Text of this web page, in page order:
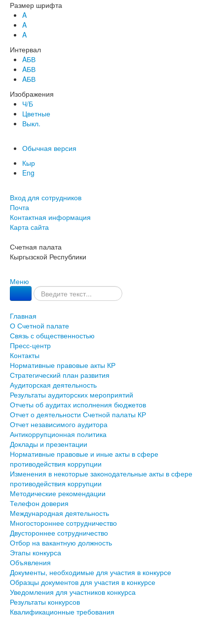
Размер шрифта
A
A
A
Интервал
AБВ
AБВ
AБВ
Изображения
Ч/Б
Цветные
Выкл.
Обычная версия
Кыр
Eng
Вход для сотрудников
Почта
Контактная информация
Карта сайта
Счетная палата
Кыргызской Республики
Меню
Главная
О Счетной палате
Связь с общественностью
Пресс-центр
Контакты
Нормативные правовые акты КР
Стратегический план развития
Аудиторская деятельность
Результаты аудиторских мероприятий
Отчеты об аудитах исполнения бюджетов
Отчет о деятельности Счетной палаты КР
Отчет независимого аудитора
Антикоррупционная политика
Доклады и презентации
Нормативные правовые и иные акты в сфере
противодействия коррупции
Изменения в некоторые законодательные акты в сфере
противодействия коррупции
Методические рекомендации
Телефон доверия
Международная деятельность
Многостороннее сотрудничество
Двустороннее сотрудничество
Отбор на вакантную должность
Этапы конкурса
Объявления
Документы, необходимые для участия в конкурсе
Образцы документов для участия в конкурсе
Уведомления для участников конкурса
Результаты конкурсов
Квалификационные требования